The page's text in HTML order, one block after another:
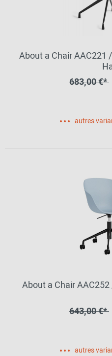
About a Chair AAC221
683,00 €*
autres
About a Chair
643,00 €*
autres